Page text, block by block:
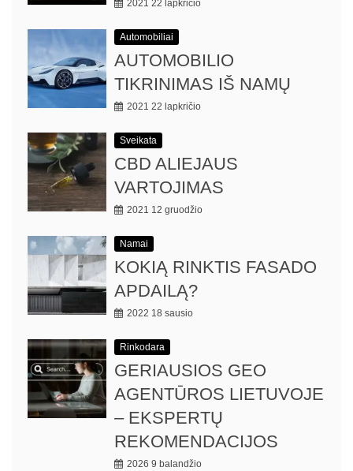
2021 22 lapkričio
Automobiliai
AUTOMOBILIO
TIKRINIMAS IŠ NAMŲ
2021 22 lapkričio
Sveikata
CBD ALIEJAUS
VARTOJIMAS
2021 12 gruodžio
Namai
KOKIĄ RINKTIS FASADO
APDAILĄ?
2022 18 sausio
Rinkodara
GERIAUSIOS GEO
AGENTŪROS LIETUVOJE
– EKSPERTŲ
REKOMENDACIJOS
2026 9 balandžio